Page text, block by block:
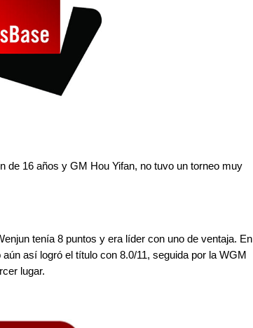
de 16 años y GM Hou Yifan, no tuvo un torneo muy
tenía 8 puntos y era líder con uno de ventaja. En
así logró el título con 8.0/11, seguida por la WGM
lugar.